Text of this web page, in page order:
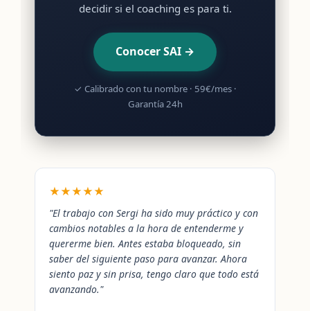
decidir si el coaching es para ti.
Conocer SAI →
✓ Calibrado con tu nombre · 59€/mes ·
Garantía 24h
★★★★★
"El trabajo con Sergi ha sido muy práctico y con
cambios notables a la hora de entenderme y
quererme bien. Antes estaba bloqueado, sin
saber del siguiente paso para avanzar. Ahora
siento paz y sin prisa, tengo claro que todo está
avanzando."